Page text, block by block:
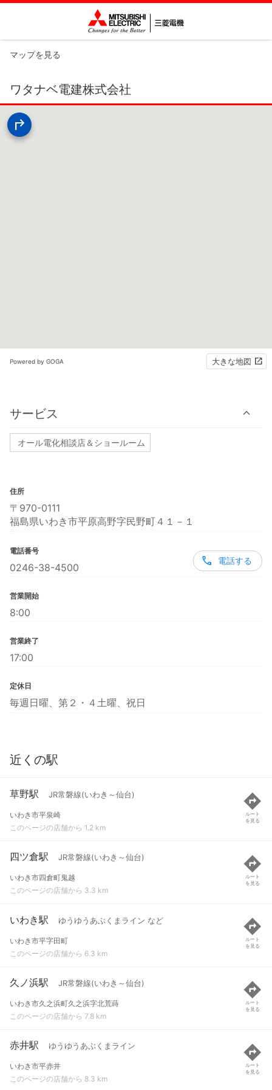
マップを見る
ワタナベ電建株式会社
Powered by GOGA 大きな地図
サービス
オール電化相談店＆ショールーム
住所
〒970-0111
福島県いわき市平原高野字民野町４１－１
電話番号
0246-38-4500
電話する
営業開始
8:00
営業終了
17:00
定休日
毎週日曜、第２・４土曜、祝日
近くの駅
草野駅 JR常磐線(いわき～仙台)
いわき市平泉崎
このページの店舗から 1.2 km
ルート
を見る
四ツ倉駅 JR常磐線(いわき～仙台)
いわき市四倉町鬼越
このページの店舗から 3.3 km
ルート
を見る
いわき駅 ゆうゆうあぶくまライン など
いわき市平字田町
このページの店舗から 6.3 km
ルート
を見る
久ノ浜駅 JR常磐線(いわき～仙台)
いわき市久之浜町久之浜字北荒蒔
このページの店舗から 7.8 km
ルート
を見る
赤井駅 ゆうゆうあぶくまライン
いわき市平赤井
このページの店舗から 8.3 km
ルート
を見る